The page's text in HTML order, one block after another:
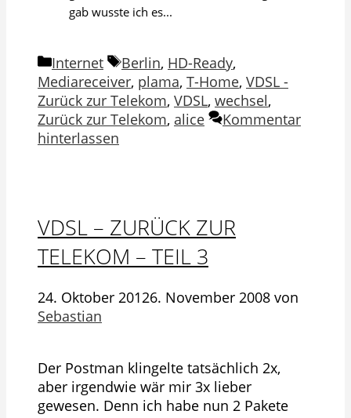
gab wusste ich es...
Kategorien
Internet Schlagwörter
Berlin, HD-Ready,
Mediareceiver, plama, T-Home, VDSL -
Zurück zur Telekom, VDSL, wechsel,
Zurück zur Telekom, alice
Kommentar
hinterlassen
VDSL – ZURÜCK ZUR
TELEKOM – TEIL 3
24. Oktober 20126. November 2008 von
Sebastian
Der Postman klingelte tatsächlich 2x,
aber irgendwie wär mir 3x lieber
gewesen. Denn ich habe nun 2 Pakete